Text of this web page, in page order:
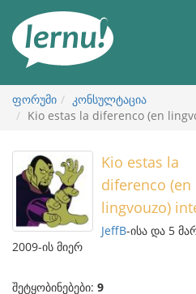
ნახვა
ფორუმი
კონსულტაცია
Kio estas la diferenco (en
Kio estas la
diferenco (en
lingvouzo)
JeffB-ისა და 5
2009-ის მიერ
შეტყობინებები: 9